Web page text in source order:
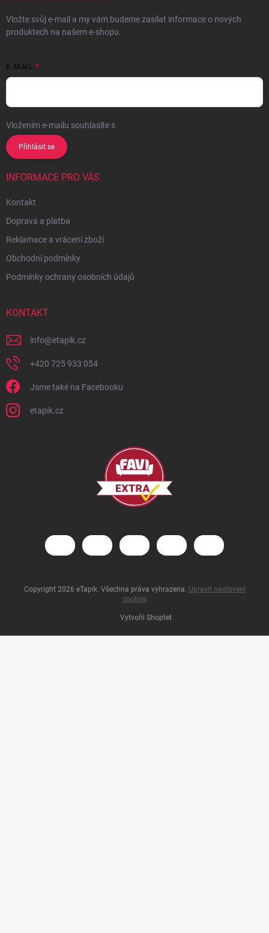
Vložte svůj e-mail a my vám budeme zasílat informace o nových
produktech na našem e-shopu.
E-MAIL
Vložením e-mailu souhlasíte s
Přihlásit se
INFORMACE PRO VÁS
Kontakt
Doprava a platba
Reklamace a vrácení zboží
Obchodní podmínky
Podmínky ochrany osobních údajů
KONTAKT
info@etapik.cz
+420 725 933 054
Jsme také na Facebooku
etapik.cz
Vytvořil Shoptet
Copyright 2026 eTapik. Všechna práva vyhrazena. Upravit nastavení
cookies